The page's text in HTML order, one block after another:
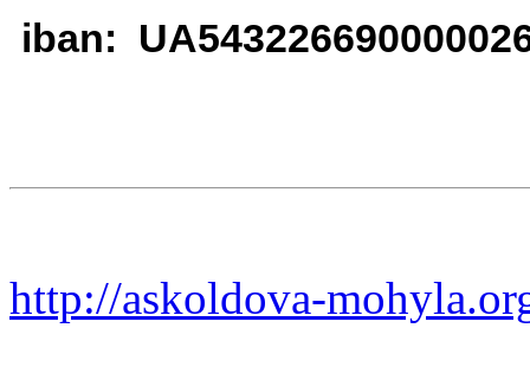
iban:
http://askoldova-